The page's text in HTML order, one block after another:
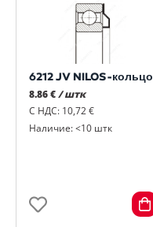
6212 JV NILOS-кольцо
8.86 €/ штк
С НДС: 10,72 €
Наличие: <10 штк